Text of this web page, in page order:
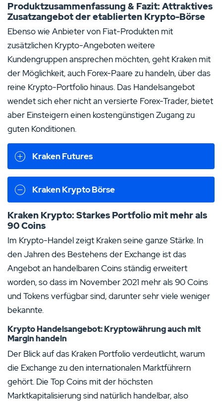
Produktzusammenfassung & Fazit: Attraktives
Zusatzangebot der etablierten Krypto-Börse
Ebenso wie Anbieter von Fiat-Produkten mit
zusätzlichen Krypto-Angeboten weitere
Kundengruppen ansprechen möchten, geht Kraken mit
der Möglichkeit, auch Forex-Paare zu handeln, über das
reine Krypto-Portfolio hinaus. Das Handelsangebot
wendet sich eher nicht an versierte Forex-Trader, bietet
aber Einsteigern einen kostengünstigen Zugang zu
guten Konditionen.
Kraken Futures
Kraken Krypto Börse
Kraken Krypto: Starkes Portfolio mit mehr als
90 Coins
Im Krypto-Handel zeigt Kraken seine ganze Stärke. In
den Jahren des Bestehens der Exchange ist das
Angebot an handelbaren Coins ständig erweitert
worden, so dass im November 2021 mehr als 90 Coins
und Tokens verfügbar sind, darunter sehr viele weniger
bekannte.
Krypto Handelsangebot: Kryptowährung auch mit
Margin handeln
Der Blick auf das Kraken Portfolio verdeutlicht, warum
die Exchange zu den internationalen Marktführern
gehört. Die Top Coins mit der höchsten
Marktkapitalisierung sind natürlich handelbar, also